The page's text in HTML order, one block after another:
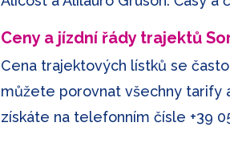
Ceny a jízdní řády trajektů
Cena trajektových lístků se
můžete porovnat všechny tarify
získáte na telefonním čísle +39